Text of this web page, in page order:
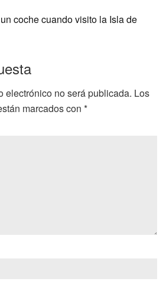
coche cuando visito la Isla de
electrónico no será publicada. Los
marcados con *